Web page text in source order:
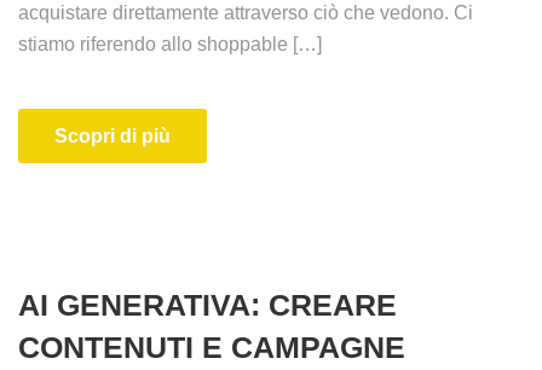
acquistare direttamente attraverso ciò che vedono. Ci
stiamo riferendo allo shoppable […]
Scopri di più
AI GENERATIVA: CREARE
CONTENUTI E CAMPAGNE